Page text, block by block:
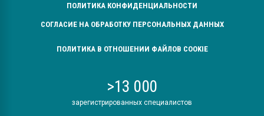
ПОЛИТИКА КОНФИДЕНЦИАЛЬНОСТИ
СОГЛАСИЕ НА ОБРАБОТКУ ПЕРСОНАЛЬНЫХ ДАННЫХ
ПОЛИТИКА В ОТНОШЕНИИ ФАЙЛОВ COOKIE
>13 000
зарегистрированных специалистов